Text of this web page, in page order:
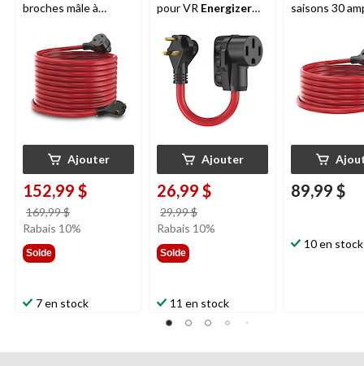
broches mâle à
pour VR,
50 pi
Ajouter
152,99 $
169,99 $
était
Rabais 10%
Solde
7 en stock
pour VR Energizer
femelle
Ajouter
26,99 $
29,99 $
était
Rabais 10%
Solde
11 en stock
saisons 30
89,99 $
10 en stock